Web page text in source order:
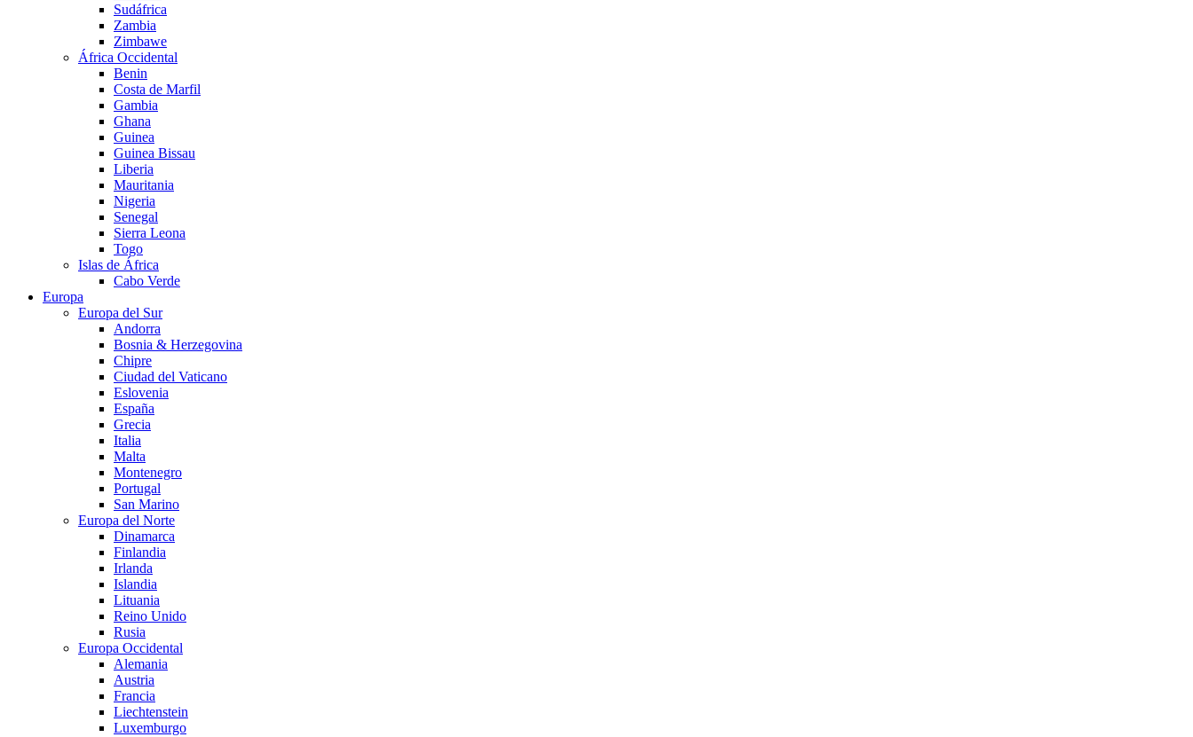
Sudáfrica
Zambia
Zimbawe
África Occidental
Benin
Costa de Marfil
Gambia
Ghana
Guinea
Guinea Bissau
Liberia
Mauritania
Nigeria
Senegal
Sierra Leona
Togo
Islas de África
Cabo Verde
Europa
Europa del Sur
Andorra
Bosnia & Herzegovina
Chipre
Ciudad del Vaticano
Eslovenia
España
Grecia
Italia
Malta
Montenegro
Portugal
San Marino
Europa del Norte
Dinamarca
Finlandia
Irlanda
Islandia
Lituania
Reino Unido
Rusia
Europa Occidental
Alemania
Austria
Francia
Liechtenstein
Luxemburgo